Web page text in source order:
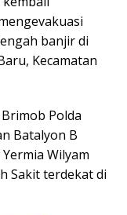
banjir di
Kecamatan
Polda
Batalyon B
Wilyam
Sakit terdekat di